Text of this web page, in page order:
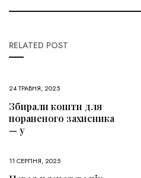
RELATED POST
24 ТРАВНЯ, 2025
Збирали кошти для
пораненого захисника
— у
11 СЕРПНЯ, 2025